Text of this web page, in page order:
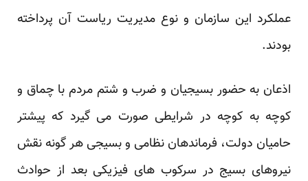
عملکرد این سازمان و نوع مدیریت ریاست آن پرداخته
بودند.
اذعان به حضور بسیجیان و ضرب و شتم مردم با چماق و
کوچه به کوچه در شرایطی صورت می گیرد که پیشتر
حامیان دولت، فرماندهان نظامی و بسیجی هر گونه نقش
نیروهای بسیج در سرکوب های فیزیکی بعد از حوادث